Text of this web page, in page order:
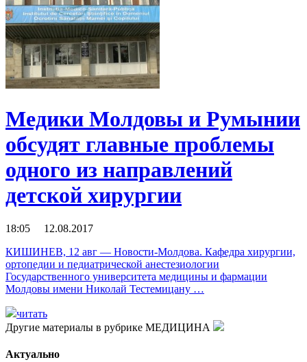
Медики Молдовы и Румынии
обсудят главные проблемы
одного из направлений
детской хирургии
18:05 12.08.2017
КИШИНЕВ, 12 авг — Новости-Молдова. Кафедра хирургии,
ортопедии и педиатрической анестезиологии
Государственного университета медицины и фармации
Молдовы имени Николай Тестемицану …
читать
Другие материалы в рубрике МЕДИЦИНА
Актуально